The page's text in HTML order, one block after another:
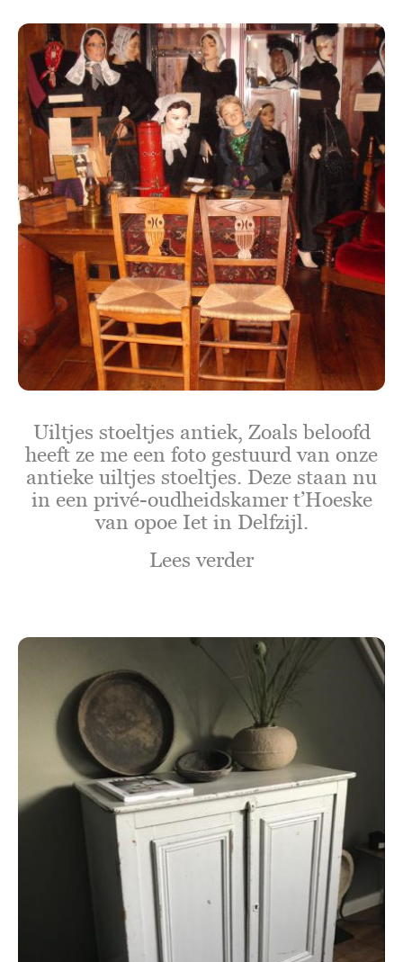
Uiltjes stoeltjes antiek, Zoals beloofd
heeft ze me een foto gestuurd van onze
antieke uiltjes stoeltjes. Deze staan nu
in een privé-oudheidskamer t’Hoeske
van opoe Iet in Delfzijl.
Lees verder